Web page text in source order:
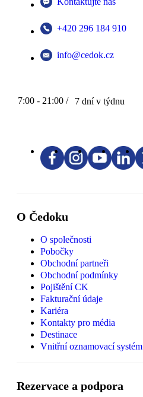
+420 296 184 910
info@cedok.cz
7:00 - 21:00 / 7 dní v týdnu
O Čedoku
O společnosti
Pobočky
Obchodní partneři
Obchodní podmínky
Pojištění CK
Fakturační údaje
Kariéra
Kontakty pro média
Destinace
Vnitřní oznamovací systém
Rezervace a podpora